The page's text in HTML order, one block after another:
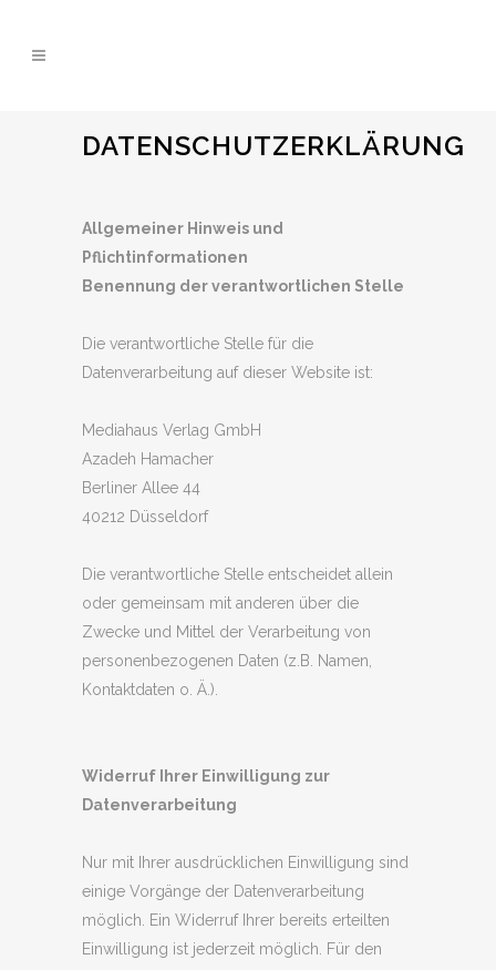
DATENSCHUTZERKLÄRUNG
Allgemeiner Hinweis und
Pflichtinformationen
Benennung der verantwortlichen Stelle
Die verantwortliche Stelle für die
Datenverarbeitung auf dieser Website ist:
Mediahaus Verlag GmbH
Azadeh Hamacher
Berliner Allee 44
40212 Düsseldorf
Die verantwortliche Stelle entscheidet allein
oder gemeinsam mit anderen über die
Zwecke und Mittel der Verarbeitung von
personenbezogenen Daten (z.B. Namen,
Kontaktdaten o. Ä.).
Widerruf Ihrer Einwilligung zur
Datenverarbeitung
Nur mit Ihrer ausdrücklichen Einwilligung sind
einige Vorgänge der Datenverarbeitung
möglich. Ein Widerruf Ihrer bereits erteilten
Einwilligung ist jederzeit möglich. Für den